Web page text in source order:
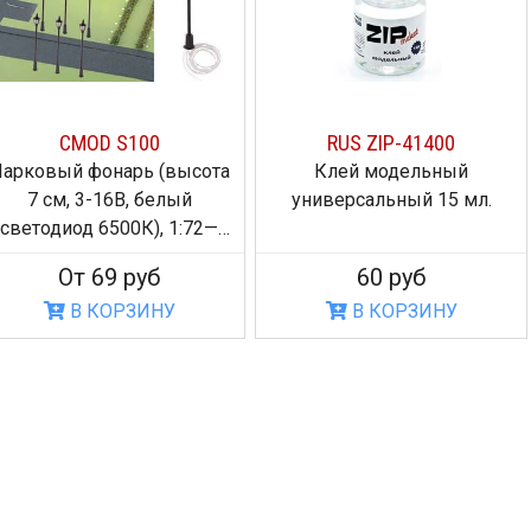
ROCO 61110
рельс на призме
мм), H0, geoLINE
309 руб
В КОРЗИНУ
ROCO 40198
Колёсная пара с одной
изоляторной втулкой для
DC, диаметр колеса 11 мм
599 руб
В КОРЗИНУ